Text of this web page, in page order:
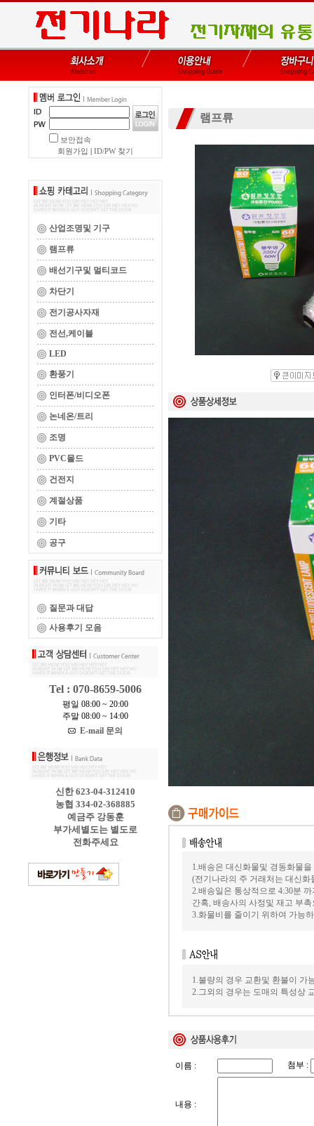
보안접속
회원가입
ID/PW 찾기
산업조명및 기구
램프류
배선기구및 멀티코드
차단기
전기공사자재
전선,케이블
LED
환풍기
인터폰/비디오폰
논네온/트리
조명
PVC몰드
건전지
계절상품
기타
공구
질문과 대답
사용후기 모음
Tel : 070-8659-5006
평일 08:00 ~ 20:00
주말 08:00 ~ 14:00
E-mail 문의
신한 623-04-312410
농협 334-02-368885
예금주 강동훈
부가세별도는 별도로
전화주세요
램프류
1.배송은 대신화물및 경동화물
(전기나라의 주 거래처는 대신화
2.배송일은 통상적으로 4:30분
간혹, 배송사의 사정및 재고 부
3.화물비를 줄이기 위하여 가능
1.불량의 경우 교환및 환불이 가
2.그외의 경우는 도매의 특성상
이름 : 첨부 :
내용 :